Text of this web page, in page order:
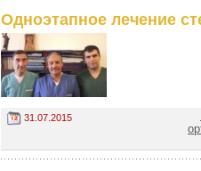
Одноэтапное лечение
31.07.2015